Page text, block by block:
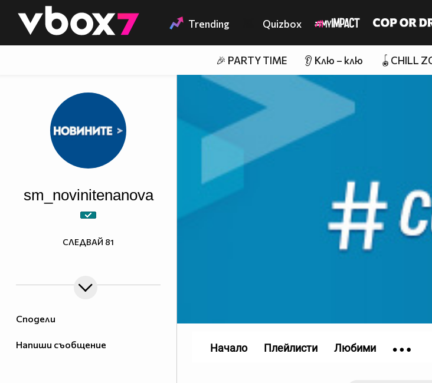
👾 Trending Quizbox
🎉 PARTY TIME 👂 Клю – клю 🪀CHILL
Сподели
Напиши съобщение
sm_novinitenanova
СЛЕДВАЙ 81
Начало Плейлисти Любими